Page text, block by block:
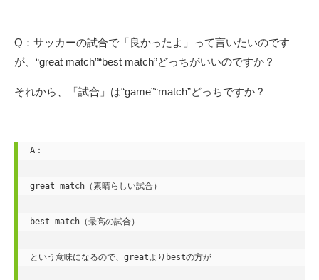
Q：サッカーの試合で「良かったよ」って言いたいのです
が、“great match”“best match”どっちがいいのですか？
それから、「試合」は“game”“match”どっちですか？
A：
great match（素晴らしい試合）
best match（最高の試合）
という意味になるので、greatよりbestの方が